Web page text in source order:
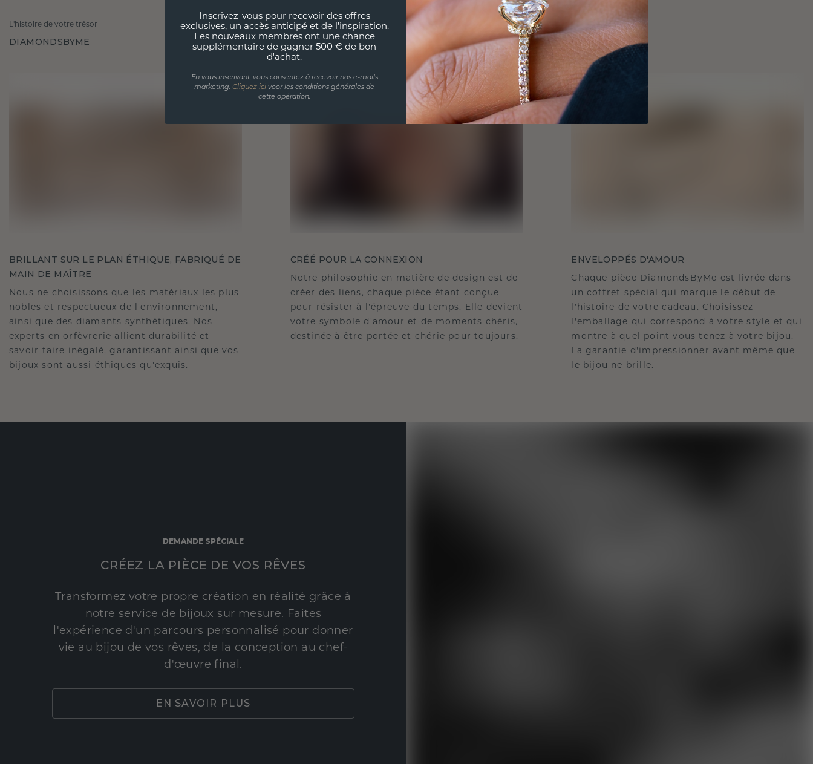
L'histoire de votre trésor
DIAMONDSBYME
BRILLANT SUR LE PLAN ÉTHIQUE, FABRIQUÉ DE
MAIN DE MAÎTRE
Nous ne choisissons que les matériaux les plus
nobles et respectueux de l'environnement,
ainsi que des diamants synthétiques. Nos
experts en orfèvrerie allient durabilité et
savoir-faire inégalé, garantissant ainsi que vos
bijoux sont aussi éthiques qu'exquis.
CRÉÉ POUR LA CONNEXION
Notre philosophie en matière de design est de
créer des liens, chaque pièce étant conçue
pour résister à l'épreuve du temps. Elle devient
votre symbole d'amour et de moments chéris,
destinée à être portée et chérie pour toujours.
ENVELOPPÉS D'AMOUR
Chaque pièce DiamondsByMe est livrée dans
un coffret spécial qui marque le début de
l'histoire de votre cadeau. Choisissez
l'emballage qui correspond à votre style et qui
montre à quel point vous tenez à votre bijou.
La garantie d'impressionner avant même que
le bijou ne brille.
DEMANDE SPÉCIALE
CRÉEZ LA PIÈCE DE VOS RÊVES
Transformez votre propre création en réalité grâce à
notre service de bijoux sur mesure. Faites
l'expérience d'un parcours personnalisé pour donner
vie au bijou de vos rêves, de la conception au chef-
d'œuvre final.
EN SAVOIR PLUS
Inscrivez-vous pour recevoir des offres
exclusives, un accès anticipé et de l'inspiration.
Les nouveaux membres ont une chance
supplémentaire de gagner 500 € de bon
d'achat.
En vous inscrivant, vous consentez à recevoir nos e-mails
marketing. Cliquez ici voor les conditions générales de
cette opération.